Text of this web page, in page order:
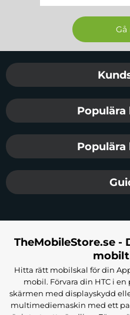
Sidfot Blandad
TheMobileStore.se -
Hitta rätt mobilskal för din
mobil. Förvara din HTC i
skärmen med displayskydd
multimediemaskin med ett